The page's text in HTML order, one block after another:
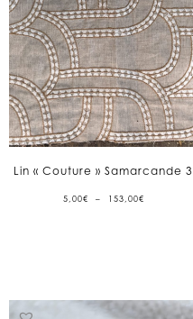
Lin « Couture » Samarcande 3
5,00€ – 153,00€PLAGE
DE